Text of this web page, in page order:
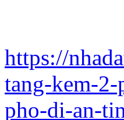
https://
tang-kem-
pho-di-an-